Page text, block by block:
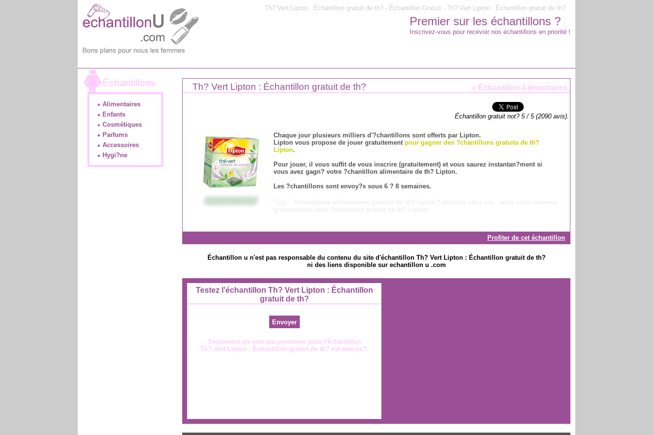
Th? Vert Lipton : Échantillon gratuit de th? - Échantillon Gratuit - Th? Vert Lipton : Échantillon gratuit de th?
Premier sur les échantillons ?
Inscrivez-vous pour recevoir nos échantillons en priorité !
« Échantillon Alimentaires
Th? Vert Lipton : Échantillon gratuit de th?
Échantillon gratuit not? 5/ 5(2090avis).
Chaque jour plusieurs milliers d'?chantillons sont offerts par Lipton.
Lipton vous propose de jouer gratuitementpour gagner des ?chantillons gratuits de th?
Lipton.
Pour jouer, il vous suffit de vous inscrire (gratuitement) et vous saurez instantan?ment si
vous avez gagn? votre ?chantillon alimentaire de th? Lipton.
Les ?chantillons sont envoy?s sous 6 ? 8 semaines.
Profiter de cet échantillon
Échantillon u n'est pas responsable du contenu du site d'échantillon Th? Vert Lipton : Échantillon gratuit de th?
ni des liens disponible sur echantillon u .com
Testez l'échantillon Th? Vert Lipton : Échantillon
gratuit de th?
Seulement un vote par personne pour l'échantillon
Th? Vert Lipton : Échantillon gratuit de th? est autoris?.
Alimentaires
Enfants
Cosmétiques
Parfums
Accessoires
Hygi?ne